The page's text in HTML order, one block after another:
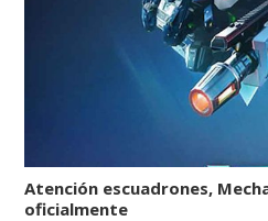
Atención escuadrones,
oficialmente